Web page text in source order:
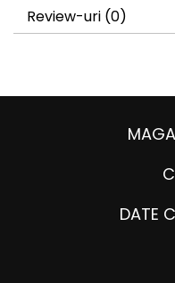
Review-uri (0)
DATE